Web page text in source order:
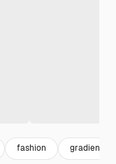
fashion gradient